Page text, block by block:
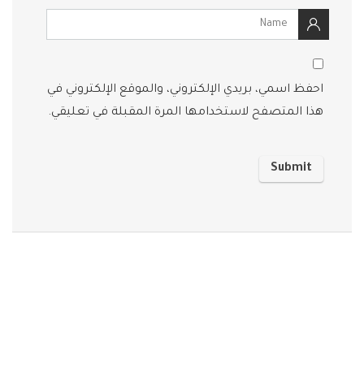
احفظ اسمي، بريدي الإلكتروني، والموقع الإلكتروني في
هذا المتصفح لاستخدامها المرة المقبلة في تعليقي.